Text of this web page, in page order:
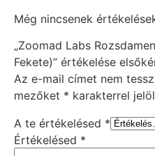
Még nincsenek
„Zoomad Labs
Fekete)” értékelése
Az e-mail címet nem
mezőket * karakterrel
A te értékelésed *
Értékelésed *